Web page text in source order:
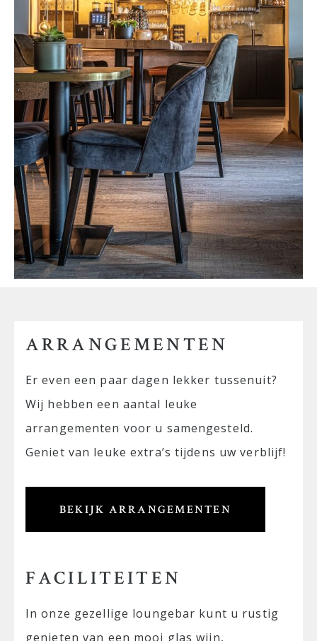
ARRANGEMENTEN
Er even een paar dagen lekker tussenuit?
Wij hebben een aantal leuke
arrangementen voor u samengesteld.
Geniet van leuke extra’s tijdens uw verblijf!
BEKIJK ARRANGEMENTEN
FACILITEITEN
In onze gezellige loungebar kunt u rustig
genieten van een mooi glas wijn,